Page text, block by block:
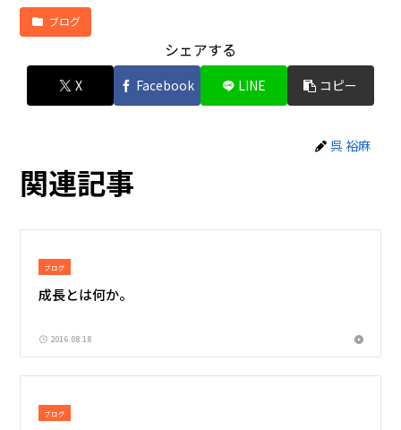
ブログ
シェアする
X Facebook LINE コピー
呉 裕麻
関連記事
ブログ
成長とは何か。
2016.08.18
ブログ